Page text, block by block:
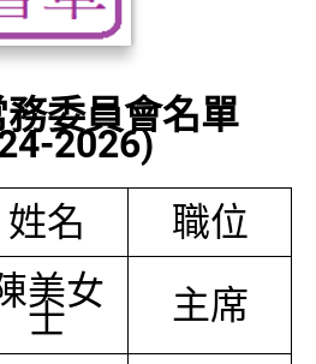
委員會名單
2026)
姓名
職位
美女
士 主席